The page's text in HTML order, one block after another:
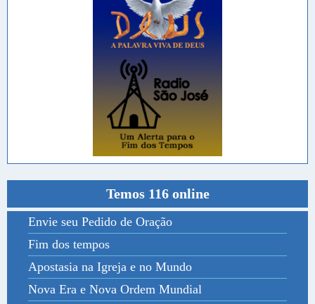
Temos 116 online
Envie seu Pedido de Oração
Fim dos tempos
Apostasia na Igreja e no Mundo
Nova Era e Nova Ordem Mundial